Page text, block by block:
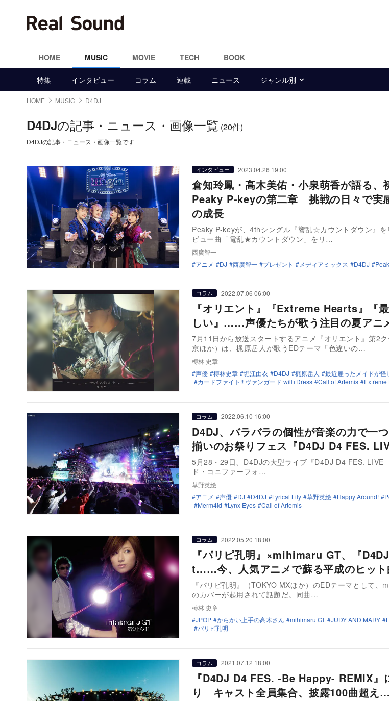
HOME MUSIC MOVIE TECH BOOK
特集 インタビュー コラム 連載 ニュース ジャンル別
HOME MUSIC D4DJ
D4DJの記事・ニュース・画像一覧 (20件)
D4DJの記事・ニュース・画像一覧です
インタビュー 2023.04.26 19:00
倉知玲鳳・高木美佑・小泉萌香が語る、
Peaky P-keyの第二章 挑戦の日々で実
の成長
Peaky P-keyが、4thシングル『響乱☆カウントダウン』
ビュー曲「電乱★カウントダウン」をリ…
西廣智一
アニメ
DJ 西廣智一 プレゼント メディアミックス D4DJ
コラム 2022.07.06 06:00
『オリエント』『Extreme Hearts』『
しい』……声優たちが歌う注目の夏アニ
7月11日から放送スタートするアニメ『オリエント』第2
京ほか）は、梶原岳人が歌うEDテーマ「色違いの…
榑林 史章
声優
榑林史章 堀江由衣 D4DJ 梶原岳人 最近雇ったメイドが怪
カードファイト!! ヴァンガード will+Dress
Call of Artemis Extreme
コラム 2022.06.10 16:00
D4DJ、バラバラの個性が音楽の力で一
揃いのお祭りフェス『D4DJ D4 FES.
5月28・29日、D4DJの大型ライブ『D4DJ D4 FES. LIVE
ド・コニファーフォ…
草野英絵
アニメ
声優 DJ D4DJ Lyrical Lily 草野英絵 Happy Around!
Merm4id
Lynx Eyes Call of Artemis
コラム 2022.05.20 18:00
『パリピ孔明』×mihimaru GT、『
t……今、人気アニメで蘇る平成のヒット
『パリピ孔明』（TOKYO MXほか）のEDテーマとして、
のカバーが起用されて話題だ。同曲…
榑林 史章
JPOP
からかい上手の高木さん mihimaru GT JUDY AND MARY
パリピ孔明
コラム 2021.07.12 18:00
『D4DJ D4 FES. -Be Happy- REMIX』
り キャスト全員集合、披露100曲超え